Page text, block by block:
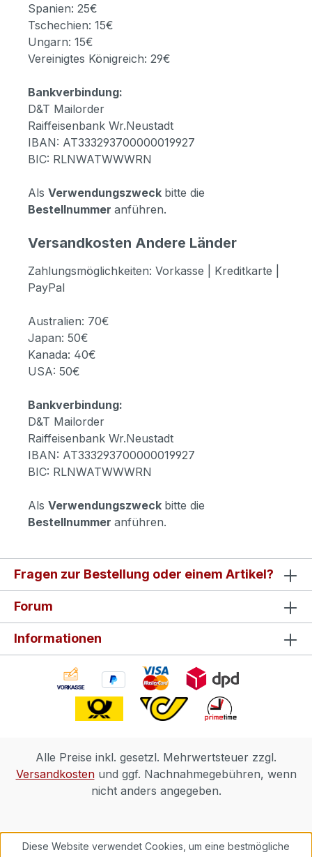
Spanien: 25€
Tschechien: 15€
Ungarn: 15€
Vereinigtes Königreich: 29€
Bankverbindung:
D&T Mailorder
Raiffeisenbank Wr.Neustadt
IBAN: AT333293700000019927
BIC: RLNWATWWWRN
Als Verwendungszweck bitte die
Bestellnummer anführen.
Versandkosten Andere Länder
Zahlungsmöglichkeiten: Vorkasse | Kreditkarte |
PayPal
Australien: 70€
Japan: 50€
Kanada: 40€
USA: 50€
Bankverbindung:
D&T Mailorder
Raiffeisenbank Wr.Neustadt
IBAN: AT333293700000019927
BIC: RLNWATWWWRN
Als Verwendungszweck bitte die
Bestellnummer anführen.
Fragen zur Bestellung oder einem Artikel?
Forum
Informationen
Alle Preise inkl. gesetzl. Mehrwertsteuer zzgl.
Versandkostenund ggf. Nachnahmegebühren, wenn
nicht anders angegeben.
Diese Website verwendet Cookies, um eine bestmögliche